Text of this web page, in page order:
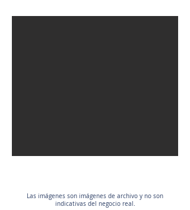
Las imágenes son imágenes de archivo y no son
indicativas del negocio real.